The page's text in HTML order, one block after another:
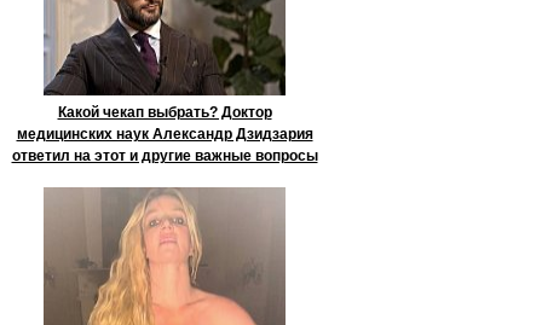
Какой чекап выбрать? Доктор
медицинских наук Александр Дзидзария
ответил на этот и другие важные вопросы